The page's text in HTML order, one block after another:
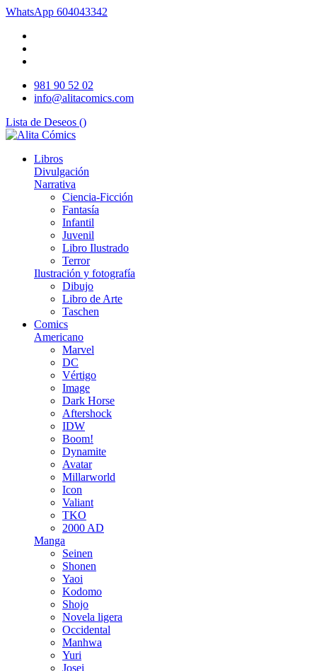
WhatsApp 604043342
981 90 52 02
info@alitacomics.com
Lista de Deseos ()
Libros
Divulgación
Narrativa
Ciencia-Ficción
Fantasía
Infantil
Juvenil
Libro Ilustrado
Terror
Ilustración y fotografía
Dibujo
Libro de Arte
Taschen
Comics
Americano
Marvel
DC
Vértigo
Image
Dark Horse
Aftershock
IDW
Boom!
Dynamite
Avatar
Millarworld
Icon
Valiant
TKO
2000 AD
Manga
Seinen
Shonen
Yaoi
Kodomo
Shojo
Novela ligera
Occidental
Manhwa
Yuri
Josei